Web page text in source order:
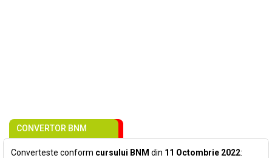
CONVERTOR BNM
Converteste conform cursului BNM din 11 Octombrie 2022: